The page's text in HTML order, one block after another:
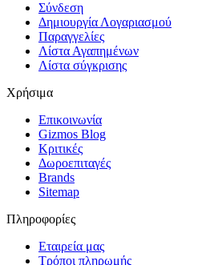
Σύνδεση
Δημιουργία Λογαριασμού
Παραγγελίες
Λίστα Αγαπημένων
Λίστα σύγκρισης
Χρήσιμα
Επικοινωνία
Gizmos Blog
Κριτικές
Δωροεπιταγές
Brands
Sitemap
Πληροφορίες
Εταιρεία μας
Τρόποι πληρωμής